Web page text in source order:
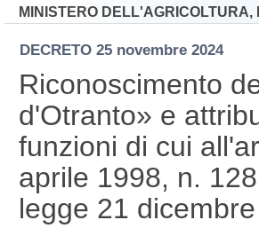
MINISTERO
DECRETO 25 novembre 2024
Riconoscimento
d'Otranto» e
funzioni di cui
aprile 1998, n.
legge 21